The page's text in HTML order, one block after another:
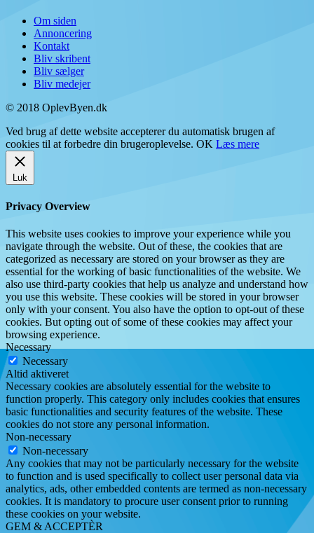
Om siden
Annoncering
Kontakt
Bliv skribent
Bliv sælger
Bliv medejer
© 2018 OplevByen.dk
Ved brug af dette website accepterer du automatisk brugen af
cookies til at forbedre din brugeroplevelse. OK Læs mere
Luk
Privacy Overview
This website uses cookies to improve your experience while you
navigate through the website. Out of these, the cookies that are
categorized as necessary are stored on your browser as they are
essential for the working of basic functionalities of the website. We
also use third-party cookies that help us analyze and understand how
you use this website. These cookies will be stored in your browser
only with your consent. You also have the option to opt-out of these
cookies. But opting out of some of these cookies may affect your
browsing experience.
Necessary
Necessary
Altid aktiveret
Necessary cookies are absolutely essential for the website to
function properly. This category only includes cookies that ensures
basic functionalities and security features of the website. These
cookies do not store any personal information.
Non-necessary
Non-necessary
Any cookies that may not be particularly necessary for the website
to function and is used specifically to collect user personal data via
analytics, ads, other embedded contents are termed as non-necessary
cookies. It is mandatory to procure user consent prior to running
these cookies on your website.
GEM & ACCEPTÈR